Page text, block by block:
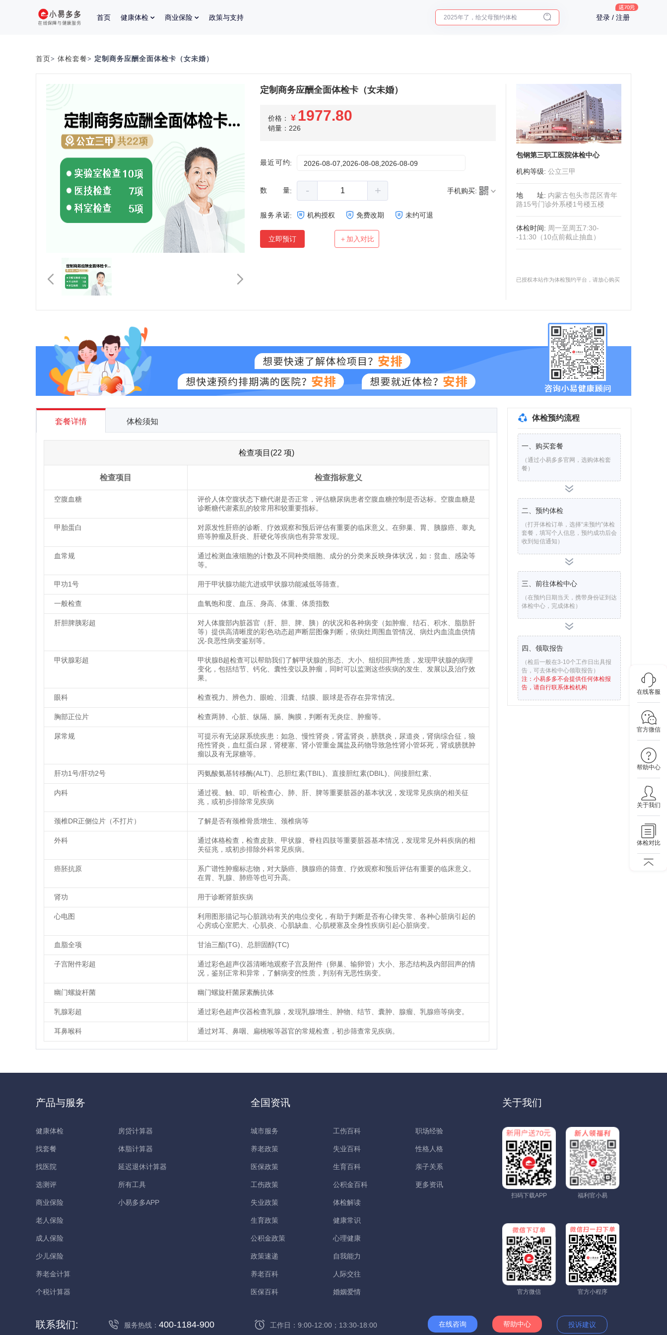
首页 健康体检 商业保险 政策与支持
体检前能吃药吗？
登录 / 注册
在线客服
官方微信
帮助中心
关于我们
体检对比
首页> 体检套餐> 定制商务应酬全面体检卡（女未婚）
定制商务应酬全面体检卡（女未婚）
价格： ¥ 1977.80
销量：226
最近可约: 2026-08-07,2026-08-08,2026-08-09
数量: - + 手机购买:
服务承诺: 机构授权 免费改期 未约可退
立即预订 ＋加入对比
包钢第三职工医院体检中心
机构等级: 公立三甲
地址: 内蒙古包头市昆区青年
路15号门诊外系楼1号楼五楼
体检时间: 周一至周五7:30-
-11:30（10点前截止抽血）
已授权本站作为体检预约平台，请放心购买
套餐详情 体检须知
检查项目(22 项)
检查项目 检查指标意义
空腹血糖
评价人体空腹状态下糖代谢是否正常，评估糖尿病患者空腹血糖控制是否达标。空腹血糖是
诊断糖代谢紊乱的较常用和较重要指标。
甲胎蛋白
对原发性肝癌的诊断、疗效观察和预后评估有重要的临床意义。在卵巢、胃、胰腺癌、睾丸
癌等肿瘤及肝炎、肝硬化等疾病也有异常发现。
血常规
通过检测血液细胞的计数及不同种类细胞、成分的分类来反映身体状况，如：贫血、感染等
等。
甲功1号 用于甲状腺功能亢进或甲状腺功能减低等筛查。
一般检查 血氧饱和度、血压、身高、体重、体质指数
肝胆脾胰彩超
对人体腹部内脏器官（肝、胆、脾、胰）的状况和各种病变（如肿瘤、结石、积水、脂肪肝
等）提供高清晰度的彩色动态超声断层图像判断，依病灶周围血管情况、病灶内血流血供情
况-良恶性病变鉴别等。
甲状腺彩超
甲状腺B超检查可以帮助我们了解甲状腺的形态、大小、组织回声性质，发现甲状腺的病理
变化，包括结节、钙化、囊性变以及肿瘤，同时可以监测这些疾病的发生、发展以及治疗效
果。
眼科 检查视力、辨色力、眼睑、泪囊、结膜、眼球是否存在异常情况。
胸部正位片 检查两肺、心脏、纵隔、膈、胸膜，判断有无炎症、肿瘤等。
尿常规
可提示有无泌尿系统疾患：如急、慢性肾炎，肾盂肾炎，膀胱炎，尿道炎，肾病综合征，狼
疮性肾炎，血红蛋白尿，肾梗塞、肾小管重金属盐及药物导致急性肾小管坏死，肾或膀胱肿
瘤以及有无尿糖等。
肝功1号/肝功2号 丙氨酸氨基转移酶(ALT)、总胆红素(TBIL)、直接胆红素(DBIL)、间接胆红素、
内科
通过视、触、叩、听检查心、肺、肝、脾等重要脏器的基本状况，发现常见疾病的相关征
兆，或初步排除常见疾病
颈椎DR正侧位片（不打片） 了解是否有颈椎骨质增生、颈椎病等
外科
通过体格检查，检查皮肤、甲状腺、脊柱四肢等重要脏器基本情况，发现常见外科疾病的相
关征兆，或初步排除外科常见疾病。
癌胚抗原
系广谱性肿瘤标志物，对大肠癌、胰腺癌的筛查、疗效观察和预后评估有重要的临床意义。
在胃、乳腺、肺癌等也可升高。
肾功 用于诊断肾脏疾病
心电图
利用图形描记与心脏跳动有关的电位变化，有助于判断是否有心律失常、各种心脏病引起的
心房或心室肥大、心肌炎、心肌缺血、心肌梗塞及全身性疾病引起心脏病变。
血脂全项 甘油三酯(TG)、总胆固醇(TC)
子宫附件彩超
通过彩色超声仪器清晰地观察子宫及附件（卵巢、输卵管）大小、形态结构及内部回声的情
况，鉴别正常和异常，了解病变的性质，判别有无恶性病变。
幽门螺旋杆菌 幽门螺旋杆菌尿素酶抗体
乳腺彩超 通过彩色超声仪器检查乳腺，发现乳腺增生、肿物、结节、囊肿、腺瘤、乳腺癌等病变。
耳鼻喉科 通过对耳、鼻咽、扁桃喉等器官的常规检查，初步筛查常见疾病。
体检预约流程
一、购买套餐
（通过小易多多官网，选购体检套
餐）
二、预约体检
（打开体检订单，选择“未预约”体检
套餐，填写个人信息，预约成功后会
收到短信通知）
三、前往体检中心
（在预约日期当天，携带身份证到达
体检中心，完成体检）
四、领取报告
（检后一般在3-10个工作日出具报
告，可去体检中心领取报告）
注：小易多多不会提供任何体检报
告，请自行联系体检机构
产品与服务
健康体检
找套餐
找医院
选测评
商业保险
老人保险
成人保险
少儿保险
养老金计算
个税计算器
房贷计算器
体脂计算器
延迟退休计算器
所有工具
小易多多APP
全国资讯
城市服务
养老政策
医保政策
工伤政策
失业政策
生育政策
公积金政策
政策速递
养老百科
医保百科
工伤百科
失业百科
生育百科
公积金百科
体检解读
健康常识
心理健康
自我能力
人际交往
婚姻爱情
职场经验
性格人格
亲子关系
更多资讯
关于我们
扫码下载APP 福利官小易
官方微信 官方小程序
联系我们: 服务热线： 400-1184-900 工作日：9:00-12:00；13:30-18:00 在线咨询 帮助中心 投诉建议